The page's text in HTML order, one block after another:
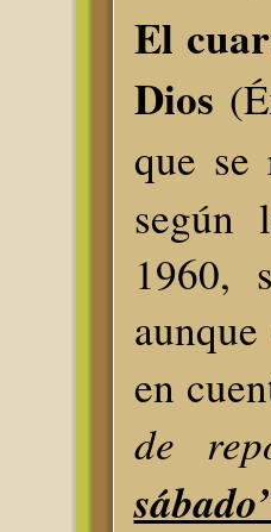
El
Dios
que
según
1960,
en
de